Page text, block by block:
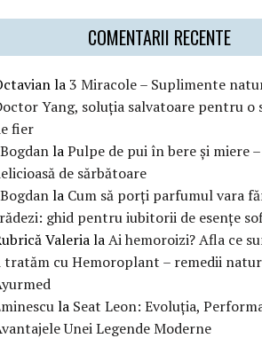
COMENTARII RECENTE
la3 Miracole – Suplimente
Yang, soluția salvatoare pentru o
fier
laPulpe de pui în bere și miere
de sărbătoare
la Cum să porți parfumul vara
ghid pentru iubitorii de esențe
ValerialaAi hemoroizi? Afla ce
tratăm cu Hemoroplant – remedii
la Seat Leon: Evoluția,
Unei Legende Moderne